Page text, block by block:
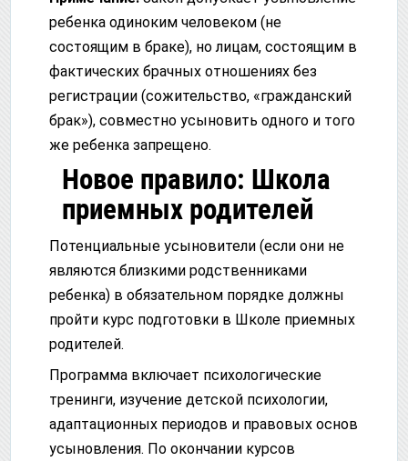
ребенка одиноким человеком (не
состоящим в браке), но лицам, состоящим в
фактических брачных отношениях без
регистрации (сожительство, «гражданский
брак»), совместно усыновить одного и того
же ребенка запрещено.
Новое правило: Школа
приемных родителей
Потенциальные усыновители (если они не
являются близкими родственниками
ребенка) в обязательном порядке должны
пройти курс подготовки в Школе приемных
родителей.
Программа включает психологические
тренинги, изучение детской психологии,
адаптационных периодов и правовых основ
усыновления. По окончании курсов